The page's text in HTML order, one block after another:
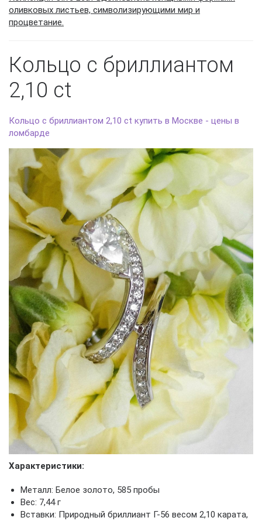
оливковых листьев, символизирующими мир и
процветание.
Кольцо с бриллиантом
2,10 ct
Кольцо с бриллиантом 2,10 ct купить в Москве - цены в
ломбарде
Характеристики:
Металл: Белое золото, 585 пробы
Вес: 7,44 г
Вставки: Природный бриллиант Г-56 весом 2,10 карата,